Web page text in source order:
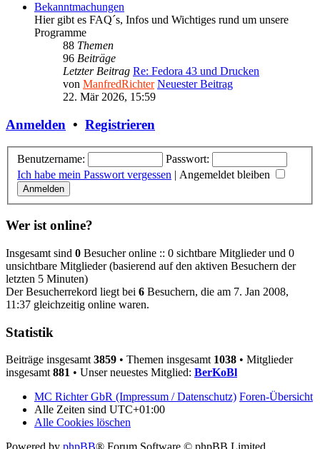
Bekanntmachungen
Hier gibt es FAQ´s, Infos und Wichtiges rund um unsere
Programme
88 Themen
96 Beiträge
Letzter Beitrag Re: Fedora 43 und Drucken
von ManfredRichter Neuester Beitrag
22. Mär 2026, 15:59
Anmelden • Registrieren
Benutzername:
Passwort:
Ich habe mein Passwort vergessen | Angemeldet bleiben
Wer ist online?
Insgesamt sind 0 Besucher online :: 0 sichtbare Mitglieder und 0
unsichtbare Mitglieder (basierend auf den aktiven Besuchern der
letzten 5 Minuten)
Der Besucherrekord liegt bei 6 Besuchern, die am 7. Jan 2008,
11:37 gleichzeitig online waren.
Statistik
Beiträge insgesamt 3859 • Themen insgesamt 1038 • Mitglieder
insgesamt 881 • Unser neuestes Mitglied: BerKoBl
MC Richter GbR (Impressum / Datenschutz) Foren-Übersicht
Alle Zeiten sind UTC+01:00
Alle Cookies löschen